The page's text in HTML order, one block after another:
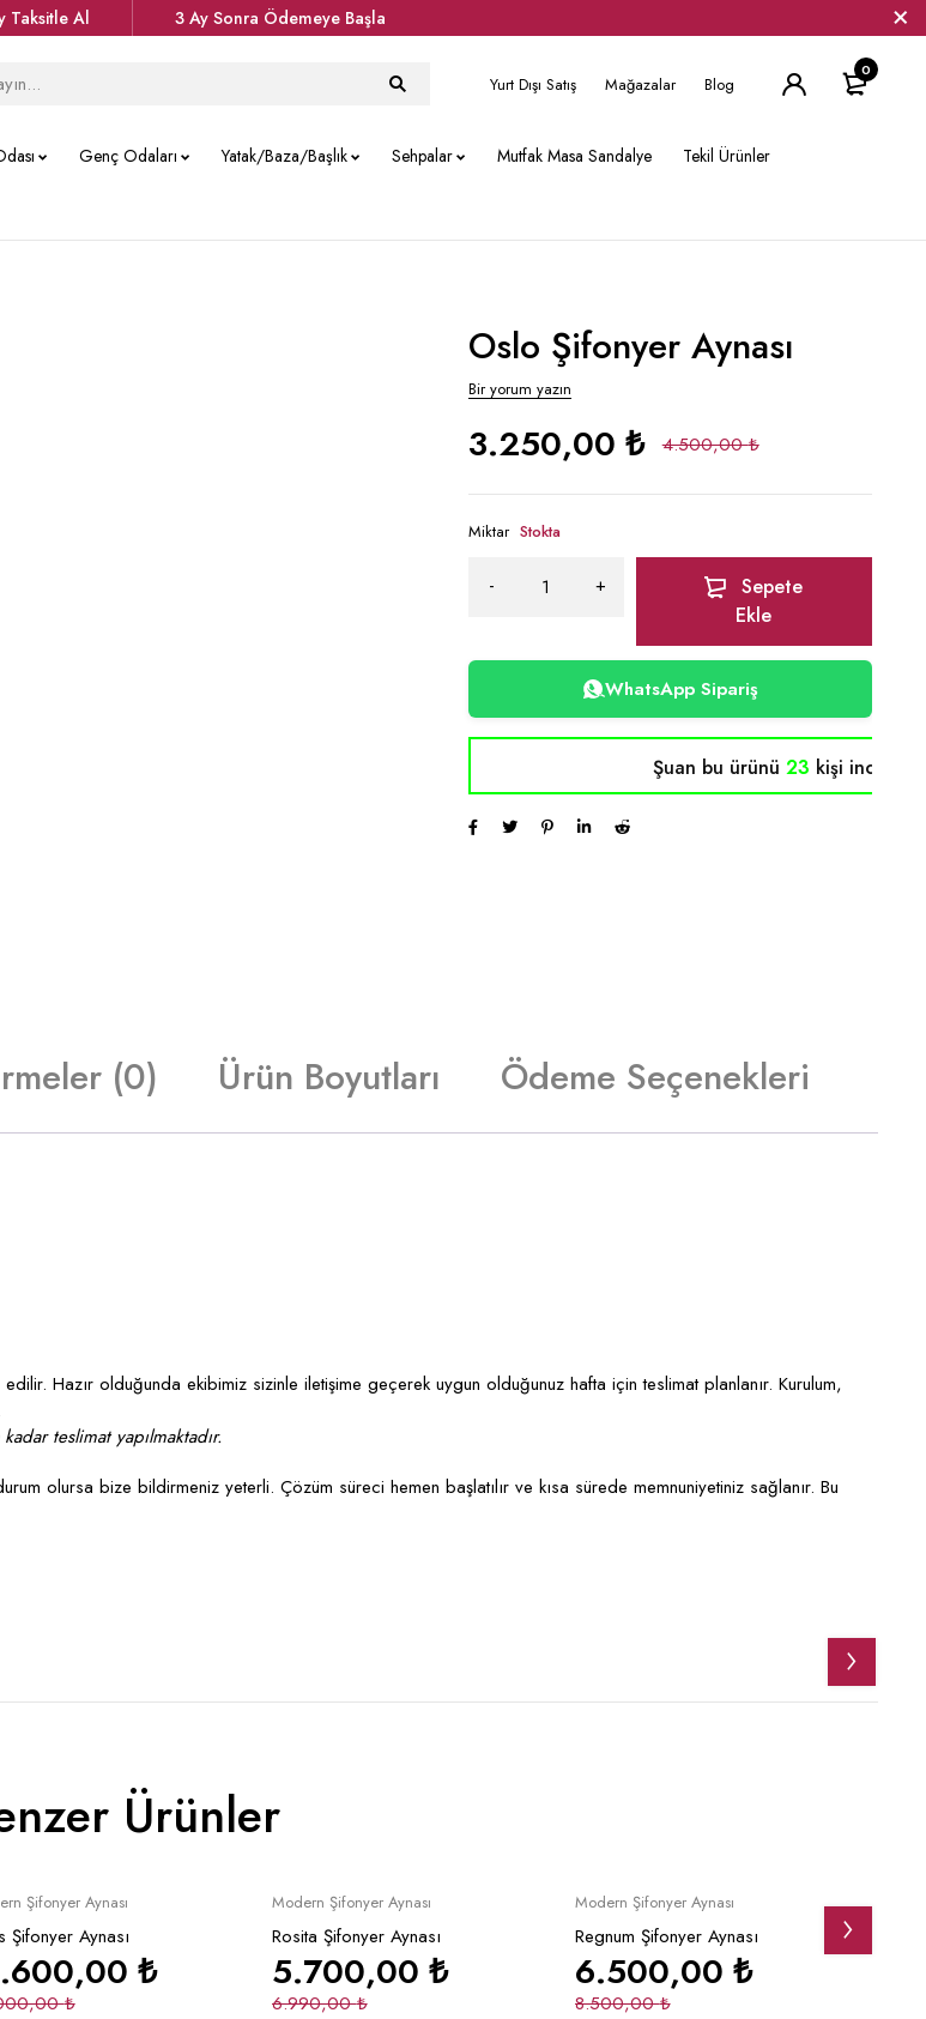
Taksitle Al 3 Ay Sonra Ödemeye Başla
Yurt Dışı Satış Mağazalar Blog
0
Genç Odaları Yatak/Baza/Başlık Sehpalar Mutfak Masa Sandalye
Tekil Ürünler
Oslo Şifonyer Aynası
Bir yorum yazın
4.500,00₺
3.250,00 ₺
Miktar Stokta
Sepete
Ekle
WhatsApp Sipariş
Şuan bu ürünü23 kişi inceliyor
(0) Ürün Boyutları Ödeme Seçenekleri
Hazır olduğunda ekibimiz sizinle iletişime geçerek uygun olduğunuz hafta için teslimat planlanır. Kurulum,
teslimat yapılmaktadır.
olursa bize bildirmeniz yeterli. Çözüm süreci hemen başlatılır ve kısa sürede memnuniyetiniz sağlanır. Bu
Ürünler
Sepete Ekle
Şifonyer Aynası
Şifonyer Aynası
₺
₺
Sepete Ekle
Modern Şifonyer Aynası
Rosita Şifonyer Aynası
6.990,00₺
5.700,00 ₺
Sepete Ekle
Modern Şifonyer Aynası
Regnum Şifonyer Aynası
8.500,00₺
6.500,00 ₺